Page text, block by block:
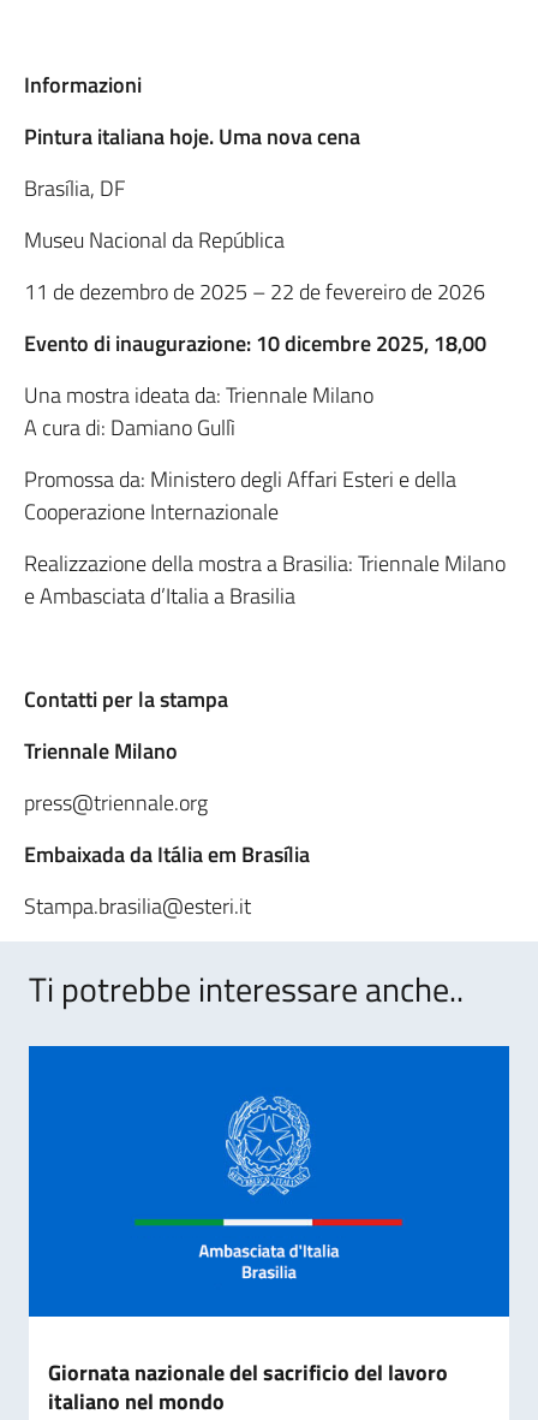
Informazioni
Pintura italiana hoje. Uma nova cena
Brasília, DF
Museu Nacional da República
11 de dezembro de 2025 – 22 de fevereiro de 2026
Evento di inaugurazione: 10 dicembre 2025, 18,00
Una mostra ideata da: Triennale Milano
A cura di: Damiano Gullì
Promossa da: Ministero degli Affari Esteri e della
Cooperazione Internazionale
Realizzazione della mostra a Brasilia: Triennale Milano
e Ambasciata d’Italia a Brasilia
Contatti per la stampa
Triennale Milano
press@triennale.org
Embaixada da Itália em Brasília
Stampa.brasilia@esteri.it
Ti potrebbe interessare anche..
Giornata nazionale del sacrificio del lavoro
italiano nel mondo